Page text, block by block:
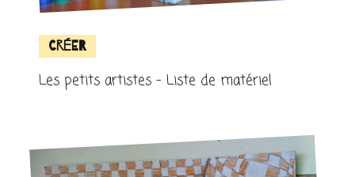
Créer
Les petits artistes – Liste de matériel